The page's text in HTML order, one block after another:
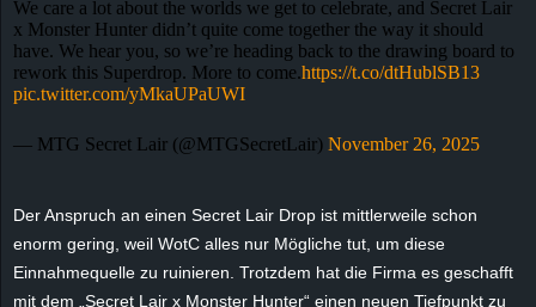
We care a lot about the worlds we get to celebrate, and Secret Lair
x Monster Hunter didn’t quite come together the way it should
have. We hear you, so we’re heading back to the drawing board to
rework this Superdrop. More to come.https://t.co/dtHublSB13
pic.twitter.com/yMkaUPaUWI
— MTG Secret Lair (@MTGSecretLair) November 26, 2025
Der Anspruch an einen Secret Lair Drop ist mittlerweile schon
enorm gering, weil WotC alles nur Mögliche tut, um diese
Einnahmequelle zu ruinieren. Trotzdem hat die Firma es geschafft
mit dem „Secret Lair x Monster Hunter“ einen neuen Tiefpunkt zu